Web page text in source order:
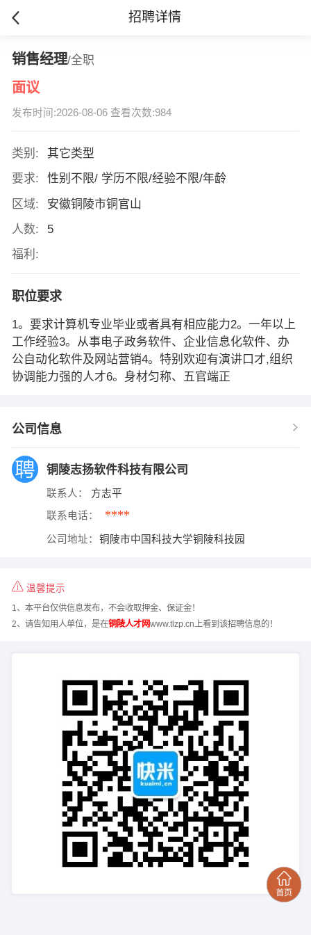
招聘详情
销售经理/全职
面议
发布时间:2026-08-06 查看次数:984
类别:
其它类型
要求:
性别不限/ 学历不限/经验不限/年龄
区域:
安徽铜陵市铜官山
人数:
5
福利:
职位要求
1。要求计算机专业毕业或者具有相应能力2。一年以上
工作经验3。从事电子政务软件、企业信息化软件、办
公自动化软件及网站营销4。特别欢迎有演讲口才,组织
协调能力强的人才6。身材匀称、五官端正
公司信息
铜陵志扬软件科技有限公司
联系人： 方志平
联系电话： ****
公司地址： 铜陵市中国科技大学铜陵科技园
温馨提示
1、本平台仅供信息发布，不会收取押金、保证金！
2、请告知用人单位，是在铜陵人才网www.tlzp.cn上看到该招聘信息的！